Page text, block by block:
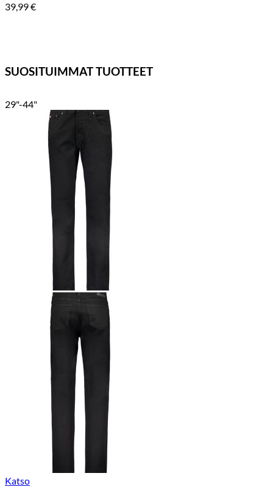
39,99€
SUOSITUIMMAT TUOTTEET
29"-44"
Katso